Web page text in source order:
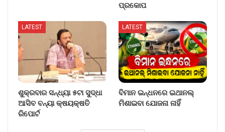
ପ୍ରକୋପ
LATEST
ଶୁକ୍ରବାର ସନ୍ଧ୍ୟା ୫ଟା ସୁଦ୍ଧା
ଆସିବ ବନ୍ୟା କ୍ଷୟକ୍ଷତି
ରିପୋର୍ଟ
LATEST
ବିମାନ ଇନ୍ଧନରେ ଇଥାନଲ୍
ମିଶାଇବା ଯୋଜନା ନାହିଁ